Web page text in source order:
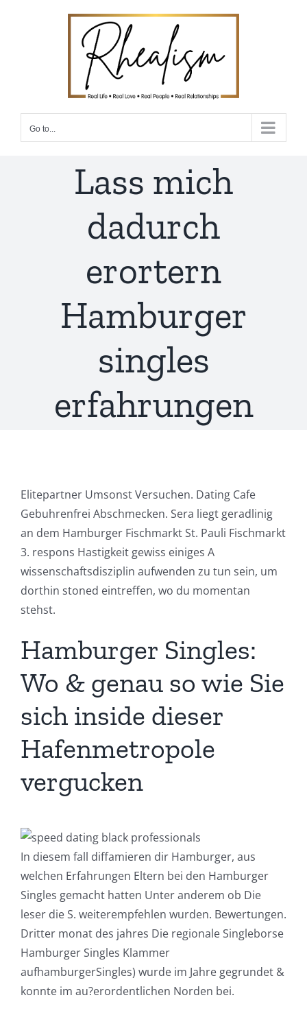
Go to...
Lass mich
dadurch
erortern
Hamburger
singles
erfahrungen
Elitepartner Umsonst Versuchen. Dating Cafe
Gebuhrenfrei Abschmecken. Sera liegt geradlinig
an dem Hamburger Fischmarkt St. Pauli Fischmarkt
3. respons Hastigkeit gewiss einiges A
wissenschaftsdisziplin aufwenden zu tun sein, um
dorthin stoned eintreffen, wo du momentan
stehst.
Hamburger Singles:
Wo & genau so wie Sie
sich inside dieser
Hafenmetropole
vergucken
In diesem fall diffamieren dir Hamburger, aus
welchen Erfahrungen Eltern bei den Hamburger
Singles gemacht hatten Unter anderem ob Die
leser die S. weiterempfehlen wurden. Bewertungen.
Dritter monat des jahres Die regionale Singleborse
Hamburger Singles Klammer
aufhamburgerSingles) wurde im Jahre gegrundet &
konnte im au?erordentlichen Norden bei.